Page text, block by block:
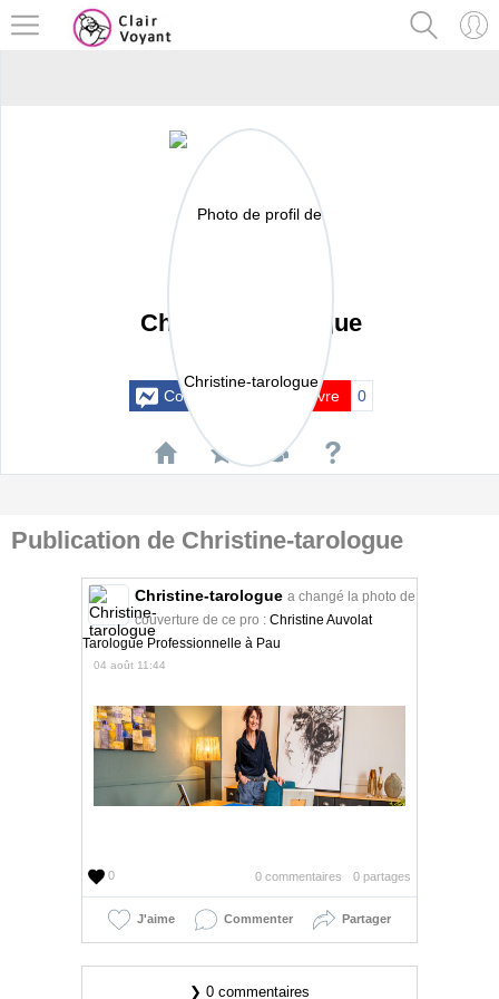
Christine-tarologue
Contacter Suivre 0
Publication de Christine-tarologue
Christine-tarologue a changé la photo de
couverture de ce pro : Christine Auvolat
Tarologue Professionnelle à Pau
04 août 11:44
0 0 partages
0 commentaires
J'aime Commenter Partager
❯ 0 commentaires